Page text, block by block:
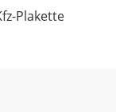
Plakette